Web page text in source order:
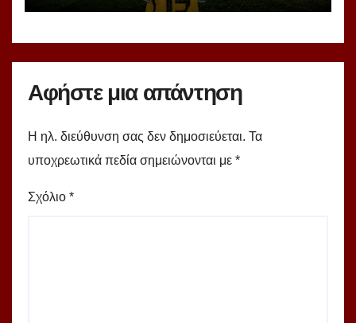
Αφήστε μια απάντηση
Η ηλ. διεύθυνση σας δεν δημοσιεύεται. Τα
υποχρεωτικά πεδία σημειώνονται με *
Σχόλιο *